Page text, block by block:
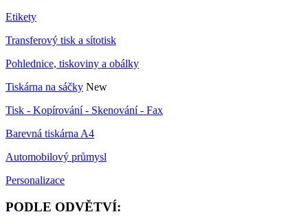
Etikety
Transferový tisk a sítotisk
Pohlednice, tiskoviny a obálky
Tiskárna na sáčky New
Tisk - Kopírování - Skenování - Fax
Barevná tiskárna A4
Automobilový průmysl
Personalizace
PODLE ODVĚTVÍ: